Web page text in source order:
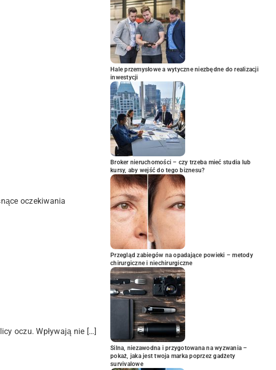
oczekiwania
oczu. Wpływają nie […]
Hale przemysłowe a wytyczne niezbędne do realizacji
inwestycji
Broker nieruchomości – czy trzeba mieć studia lub
kursy, aby wejść do tego biznesu?
Przegląd zabiegów na opadające powieki – metody
chirurgiczne i niechirurgiczne
Silna, niezawodna i przygotowana na wyzwania –
pokaż, jaka jest twoja marka poprzez gadżety
survivalowe